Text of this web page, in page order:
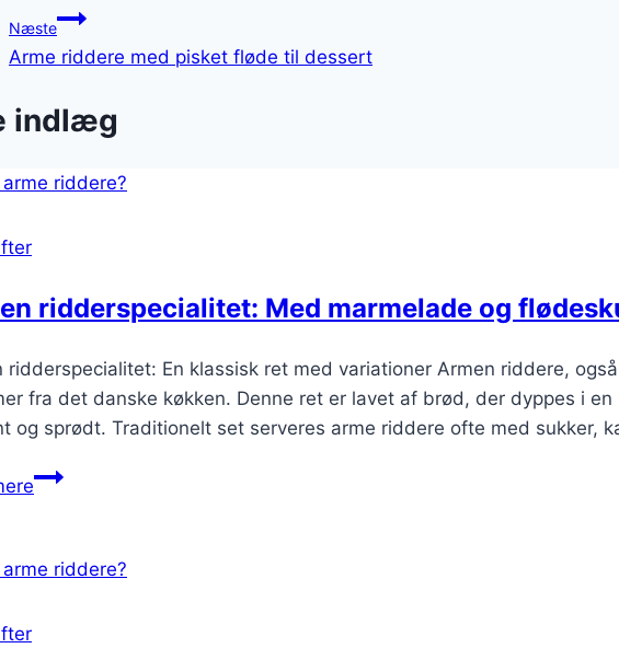
Næste
Arme riddere med pisket fløde til dessert
indlæg
ridderspecialitet: Med marmelade og
ridderspecialitet: En klassisk ret med variationer Armen riddere,
fra det danske køkken. Denne ret er lavet af brød, der dyppes i
og sprødt. Traditionelt set serveres arme riddere ofte med sukker,
Armen
marmelade